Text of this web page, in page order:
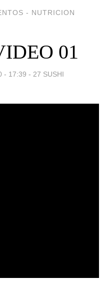
- NUTRICION
01
- 17:39 - 27 SUSHI